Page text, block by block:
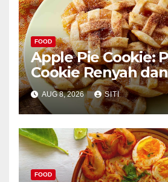
FOOD
Apple Pie Cookie:
Cookie Renyah
Apel
AUG 8, 2026 SITI
FOOD